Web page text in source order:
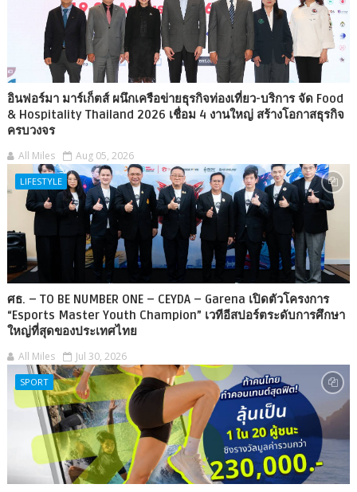
อินฟอร์มา มาร์เก็ตส์ ผนึกเครือข่ายธุรกิจท่องเที่ยว-บริการ จัด Food
& Hospitality Thailand 2026 เชื่อม 4 งานใหญ่ สร้างโอกาสธุรกิจ
ครบวงจร
All Miles Aug 05, 2026
LIFESTYLE
ศธ. – TO BE NUMBER ONE – CEYDA – Garena เปิดตัวโครงการ
“Esports Master Youth Champion” เวทีอีสปอร์ตระดับการศึกษา
ใหญ่ที่สุดของประเทศไทย
All Miles Jul 30, 2026
SPORT